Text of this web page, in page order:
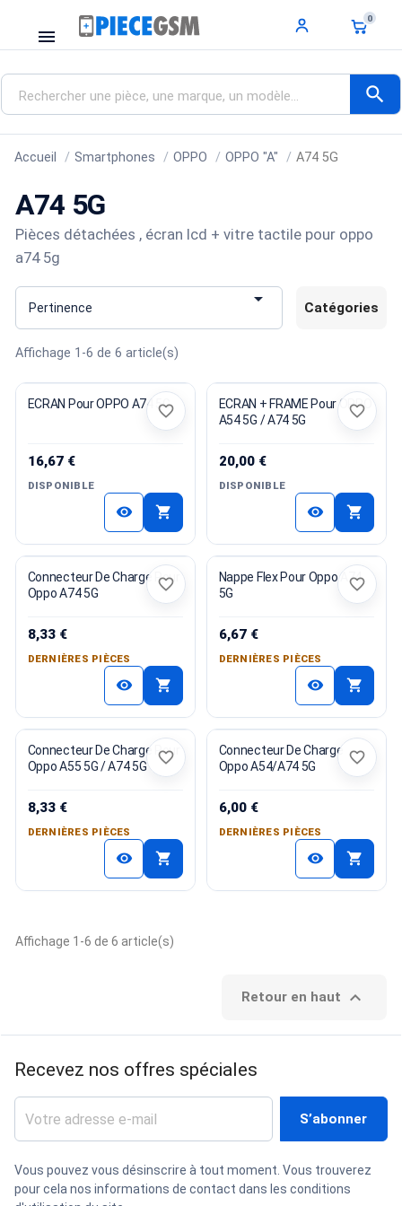
menu
0
search
Accueil Smartphones OPPO OPPO "A" A74 5G
A74 5G
Pièces détachées , écran lcd + vitre tactile pour oppo
a74 5g
Pertinence  Catégories
Affichage 1-6 de 6 article(s)
ECRAN Pour OPPO A74 5G
16,67 €
DISPONIBLE
visibility shopping_cart
favorite_border
ECRAN + FRAME Pour OPPO
A54 5G / A74 5G
20,00 €
DISPONIBLE
visibility shopping_cart
favorite_border
Connecteur De Charge Pour
Oppo A74 5G
8,33 €
DERNIÈRES PIÈCES
visibility shopping_cart
favorite_border
Nappe Flex Pour Oppo A74
5G
6,67 €
DERNIÈRES PIÈCES
visibility shopping_cart
favorite_border
Connecteur De Charge Pour
Oppo A55 5G / A74 5G
8,33 €
DERNIÈRES PIÈCES
visibility shopping_cart
favorite_border
Connecteur De Charge
Oppo A54/A74 5G
6,00 €
DERNIÈRES PIÈCES
visibility shopping_cart
favorite_border
Affichage 1-6 de 6 article(s)
Retour en haut 
Recevez nos offres spéciales
Vous pouvez vous désinscrire à tout moment. Vous trouverez
pour cela nos informations de contact dans les conditions